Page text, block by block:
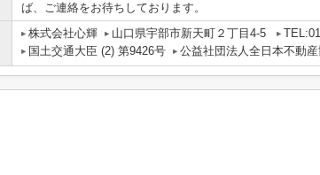
ば、ご連絡をお待ちしております。
株式会社心輝 山口県宇部市新天町２丁目4-5
国土交通大臣 (2) 第9426号
公益社団法人全日本不動産